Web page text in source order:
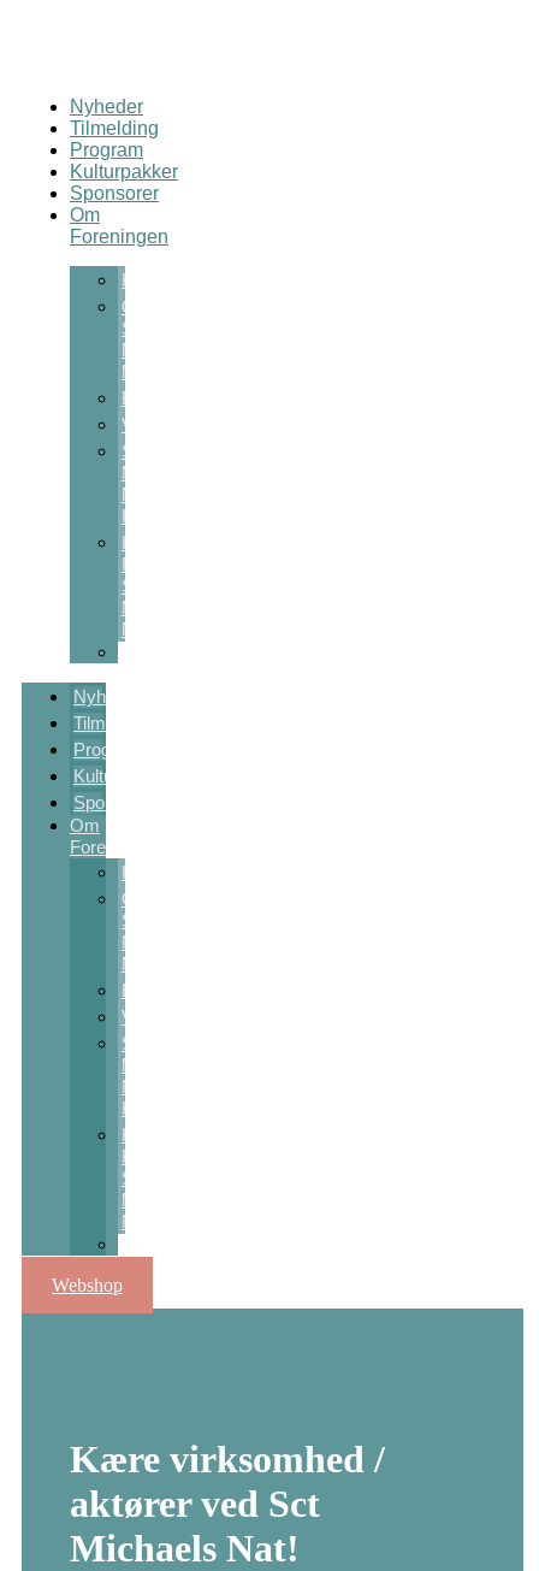
Nyheder
Tilmelding
Program
Kulturpakker
Sponsorer
Om
Foreningen
Kontakt
Om
Sct
Michaels
Nat
Bestyrelsen
Vedtægter
Sct
Michaels
Nats
Kulturpris
Kulturstøtte
Fra
Sct
Michaels
Nat
Nyheder
Tilmelding
Program
Kulturpakker
Sponsorer
Om
Foreningen
Kontakt
Om
Sct
Michaels
Nat
Bestyrelsen
Vedtægter
Sct
Michaels
Nats
Kulturpris
Kulturstøtte
Fra
Sct
Michaels
Nat
Webshop
Kære virksomhed /
aktører ved Sct
Michaels Nat!